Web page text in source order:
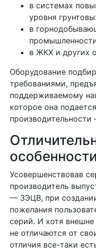
в системах
уровня
в
в ЖКХ и других
Оборудование
требованиями,
поддерживаемому
которое она
особенности
Усовершенствовав
производитель
— 3ЭЦВ, при
пожелания
серий. И хотя внешне
не отличаются от
отличия все-таки